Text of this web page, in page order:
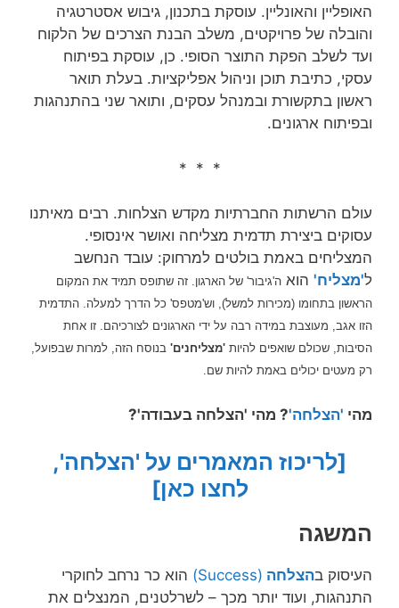
האופליין והאונליין. עוסקת בתכנון, גיבוש אסטרטגיה
והובלה של פרויקטים, משלב הבנת הצרכים של הלקוח
ועד לשלב הפקת התוצר הסופי. כן, עוסקת בפיתוח
עסקי, כתיבת תוכן וניהול אפליקציות. בעלת תואר
ראשון בתקשורת ובמנהל עסקים, ותואר שני בהתנהגות
ובפיתוח ארגונים.
* * *
עולם הרשתות החברתיות מקדש הצלחות. רבים מאיתנו
עסוקים ביצירת תדמית מצליחה ואושר אינסופי.
המצליחים באמת בולטים למרחוק: עובד הנחשב
ל'מצליח' הוא ה'גיבור' של הארגון. זה שתופס תמיד את המקום
הראשון בתחומו (מכירות למשל), וש'מטפס' כל הדרך למעלה. התדמית
הזו אגב, מעוצבת במידה רבה על ידי הארגונים לצורכיהם. זו אחת
הסיבות, שכולם שואפים להיות 'מצליחנים' בנוסח הזה, למרות שבפועל,
רק מעטים יכולים באמת להיות שם.
מהי 'הצלחה'? מהי 'הצלחה בעבודה'?
[לריכוז המאמרים על 'הצלחה',
לחצו כאן]
המשגה
העיסוק בהצלחה (Success)
הוא כר נרחב לחוקרי
התנהגות, ועוד יותר מכך – לשרלטנים, המנצלים את